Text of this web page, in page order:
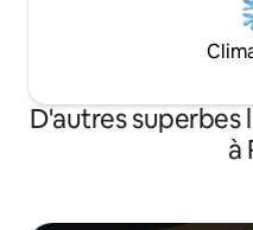
D'autres superbes
à